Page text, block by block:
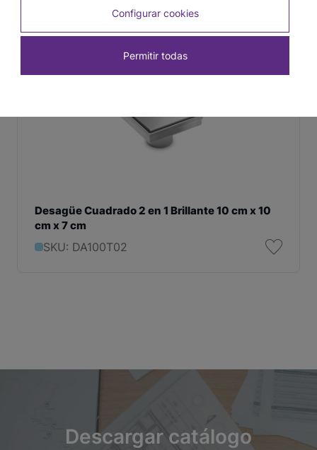
Desagüe Cuadrado 2 en 1 Brillante 10 cm x 10
cm x 7 cm
SKU: DA100T02
Descargar catálogo
Configurar cookies
Permitir todas